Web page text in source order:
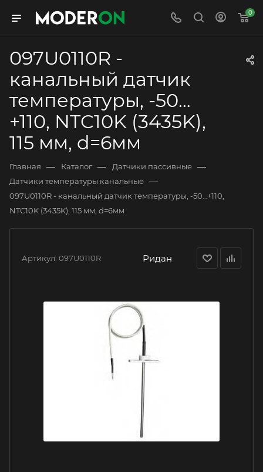
0
097U0110R -
канальный датчик
температуры, -50…
+110, NTC10K (3435K),
115 мм, d=6мм
Главная — Каталог — Датчики пассивные —
Датчики температуры канальные —
097U0110R - канальный датчик температуры, -50…+110,
NTC10K (3435K), 115 мм, d=6мм
Артикул: 097U0110R Ридан